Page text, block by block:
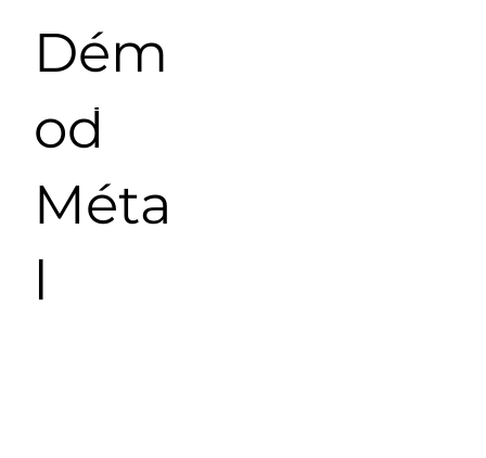
Dém
od
Méta
l